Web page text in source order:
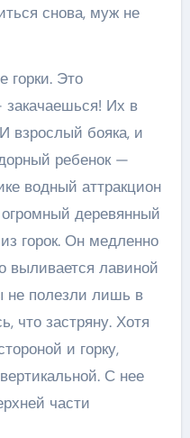
снова, муж не
горки. Это
закачаешься! Их в
взрослый бояка, и
ребенок —
водный аттракцион
деревянный
горок. Он медленно
выливается лавиной
полезли лишь в
что застряну. Хотя
и горку,
С нее
части